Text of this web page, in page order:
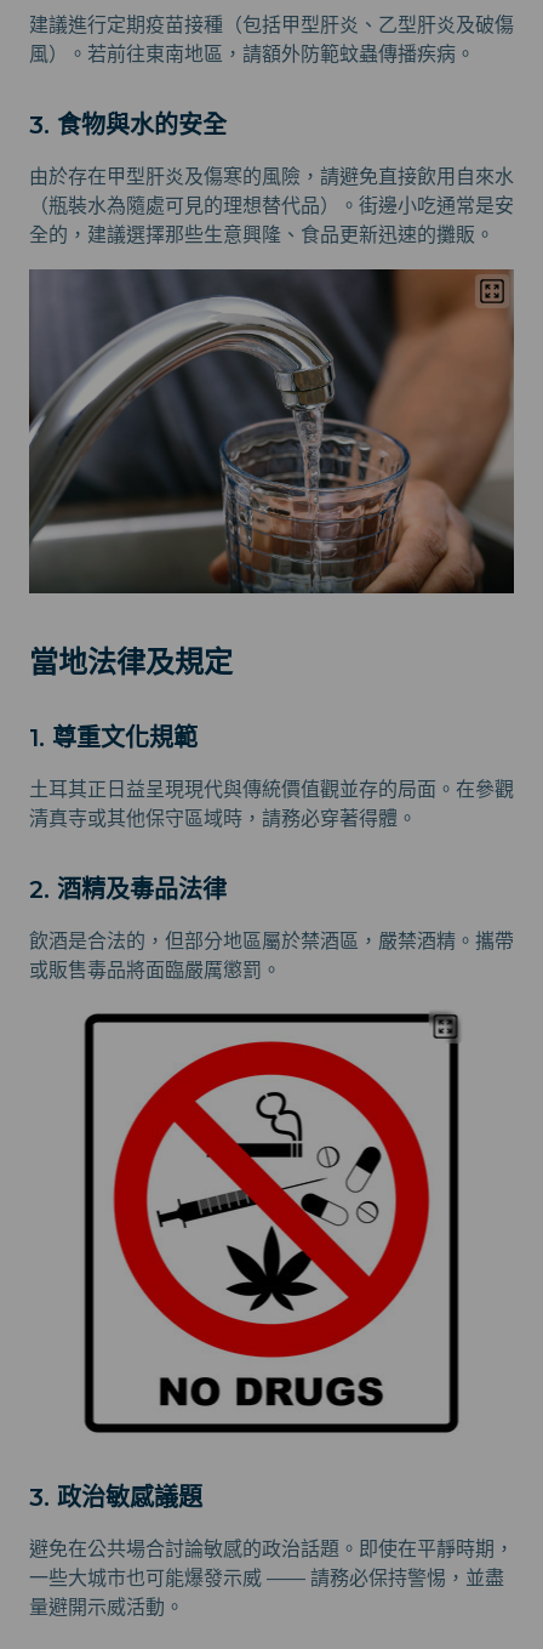
建議進行定期疫苗接種（包括甲型肝炎、乙型肝炎及破傷
風）。若前往東南地區，請額外防範蚊蟲傳播疾病。
3. 食物與水的安全
由於存在甲型肝炎及傷寒的風險，請避免直接飲用自來水
（瓶裝水為隨處可見的理想替代品）。街邊小吃通常是安
全的，建議選擇那些生意興隆、食品更新迅速的攤販。
當地法律及規定
1. 尊重文化規範
土耳其正日益呈現現代與傳統價值觀並存的局面。在參觀
清真寺或其他保守區域時，請務必穿著得體。
2. 酒精及毒品法律
飲酒是合法的，但部分地區屬於禁酒區，嚴禁酒精。攜帶
或販售毒品將面臨嚴厲懲罰。
3. 政治敏感議題
避免在公共場合討論敏感的政治話題。即使在平靜時期，
一些大城市也可能爆發示威 —— 請務必保持警惕，並盡
量避開示威活動。